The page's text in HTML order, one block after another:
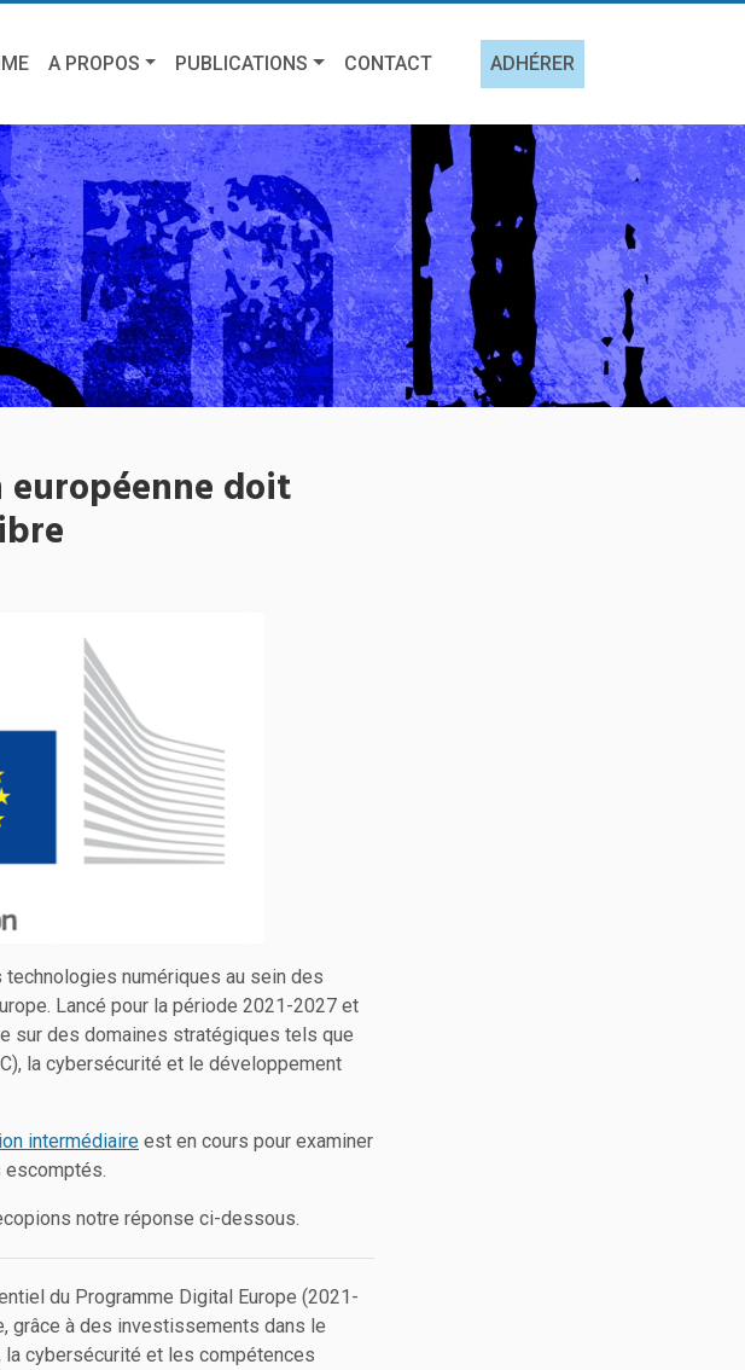
A PROPOS PUBLICATIONS CONTACT ADHÉRER
européenne doit
numériques au sein des
Lancé pour la période 2021-2027 et
sur des domaines stratégiques tels que
la cybersécurité et le développement
intermédiaire est en cours pour examiner
escomptés.
notre réponse ci-dessous.
du Programme Digital Europe (2021-
grâce à des investissements dans le
cybersécurité et les compétences